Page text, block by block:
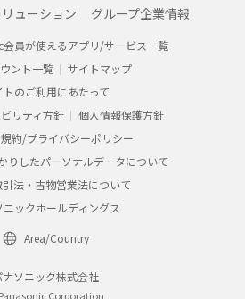
ューション グループ企業情報
会員が使えるアプリ/サービス一覧
ント一覧
サイトマップ
トのご利用にあたって
リティ方針
個人情報保護方針
約/プライバシーポリシー
りしたパーソナルデータについて
法・古物営業法について
ニックホールディングス
Area/Country
ナソニック株式会社
Corporation